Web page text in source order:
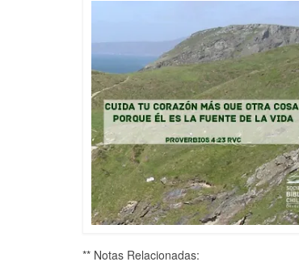
** Notas Relacionadas: